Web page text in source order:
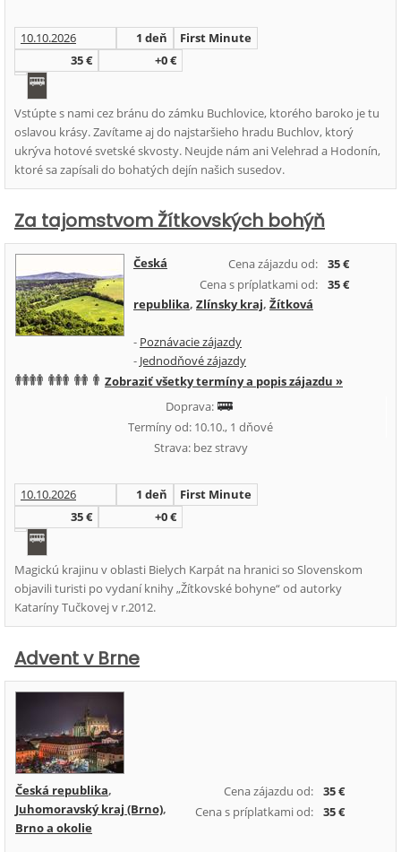
10.10.2026 1 deň
First Minute
35 €
+0 €
Vstúpte s nami cez bránu do zámku Buchlovice, ktorého baroko je tu
oslavou krásy. Zavítame aj do najstaršieho hradu Buchlov, ktorý
ukrýva hotové svetské skvosty. Neujde nám ani Velehrad a Hodonín,
ktoré sa zapísali do bohatých dejín našich susedov.
Za tajomstvom Žítkovských bohýň
Cena zájazdu od:
35 €
Cena s príplatkami od:
35 €
Česká
republika, Zlínsky kraj, Žítková
- Poznávacie zájazdy
- Jednodňové zájazdy
Zobraziť všetky termíny a popis zájazdu »
Doprava:
Termíny od: 10.10., 1 dňové
Strava: bez stravy
10.10.2026 1 deň
First Minute
35 €
+0 €
Magickú krajinu v oblasti Bielych Karpát na hranici so Slovenskom
objavili turisti po vydaní knihy „Žítkovské bohyne“ od autorky
Kataríny Tučkovej v r.2012.
Advent v Brne
Cena zájazdu od:
35 €
Cena s príplatkami od:
35 €
Česká republika,
Juhomoravský kraj (Brno),
Brno a okolie